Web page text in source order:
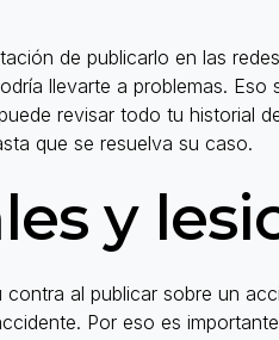
de publicarlo en las
llevarte a problemas.
revisar todo tu historial
que se resuelva su caso.
y
al publicar sobre un
Por eso es